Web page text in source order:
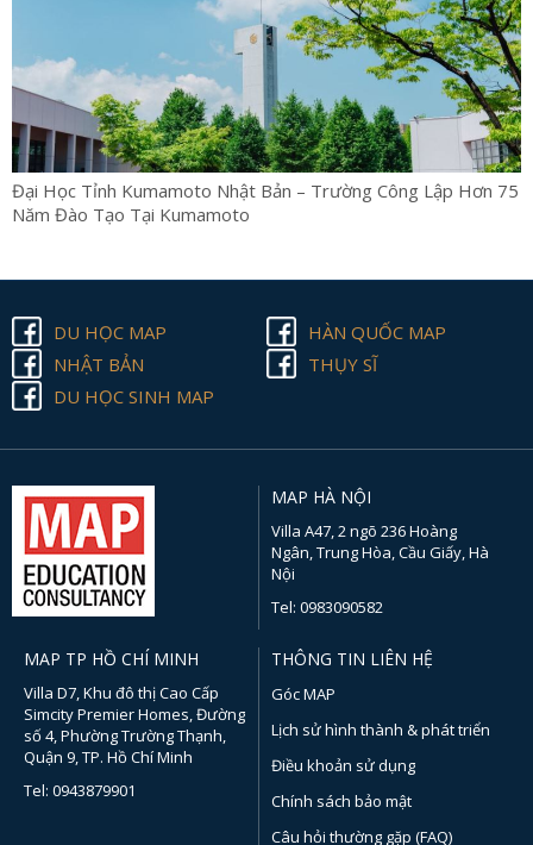
Đại Học Tỉnh Kumamoto Nhật Bản – Trường Công Lập Hơn 75
Năm Đào Tạo Tại Kumamoto
DU HỌC MAP
HÀN QUỐC MAP
NHẬT BẢN
THỤY SĨ
DU HỌC SINH MAP
MAP HÀ NỘI
Villa A47, 2 ngõ 236 Hoàng
Ngân, Trung Hòa, Cầu Giấy, Hà
Nội
Tel: 0983090582
MAP TP HỒ CHÍ MINH
Villa D7, Khu đô thị Cao Cấp
Simcity Premier Homes, Đường
số 4, Phường Trường Thạnh,
Quận 9, TP. Hồ Chí Minh
Tel: 0943879901
THÔNG TIN LIÊN HỆ
Góc MAP
Lịch sử hình thành & phát triển
Điều khoản sử dụng
Chính sách bảo mật
Câu hỏi thường gặp (FAQ)